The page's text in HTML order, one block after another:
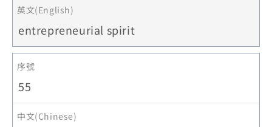
entrepreneurial spirit
55